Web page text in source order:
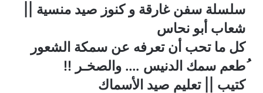
سلسلة سفن غارقة و كنوز صيد منسية ||
شعاب أبو نحاس
كل ما تحب أن تعرفه عن سمكة الشعور
ُطعم سمك الدنيس …. والصخـر !!
كتيب || تعليم صيد الأسماك